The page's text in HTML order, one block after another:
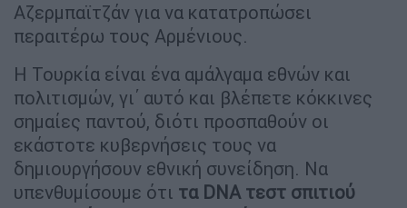
Αζερμπαϊτζάν για να κατατροπώσει
περαιτέρω τους Αρμένιους.
Η Τουρκία είναι ένα αμάλγαμα εθνών και
πολιτισμών, γι΄ αυτό και βλέπετε κόκκινες
σημαίες παντού, διότι προσπαθούν οι
εκάστοτε κυβερνήσεις τους να
δημιουργήσουν εθνική συνείδηση. Να
υπενθυμίσουμε ότι τα DNA τεστ σπιτιού